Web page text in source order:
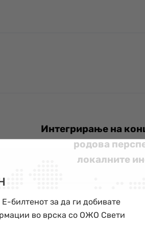
Интегрирање на
родова
локалните
Е-билтенот за да ги добивате
во врска со ОЖО Свети